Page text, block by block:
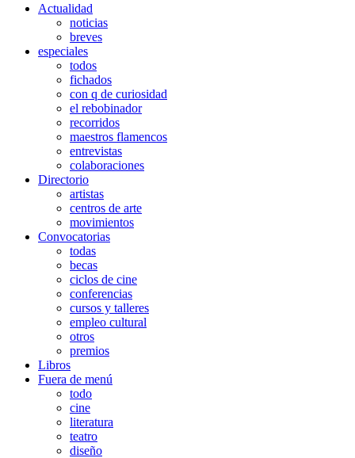
Actualidad
noticias
breves
especiales
todos
fichados
con q de curiosidad
el rebobinador
recorridos
maestros flamencos
entrevistas
colaboraciones
Directorio
artistas
centros de arte
movimientos
Convocatorias
todas
becas
ciclos de cine
conferencias
cursos y talleres
empleo cultural
otros
premios
Libros
Fuera de menú
todo
cine
literatura
teatro
diseño